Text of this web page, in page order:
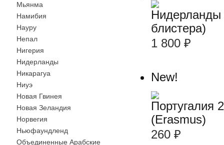
Мьянма
Намибия
Науру
Непал
Нигерия
Нидерланды
Никарагуа
Ниуэ
Новая Гвинея
Новая Зеландия
Норвегия
Ньюфаундленд
Объединенные Арабские
Нидерланды
блистера)
1 800 ₽
New!
Португалия
(Erasmus)
260 ₽